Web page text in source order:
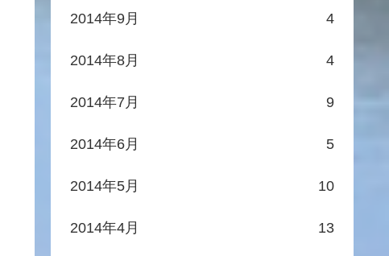
2014年9月 4
2014年8月 4
2014年7月 9
2014年6月 5
2014年5月 10
2014年4月 13